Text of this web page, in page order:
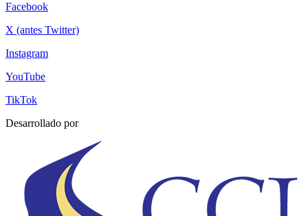
Facebook
X (antes Twitter)
Instagram
YouTube
TikTok
Desarrollado por